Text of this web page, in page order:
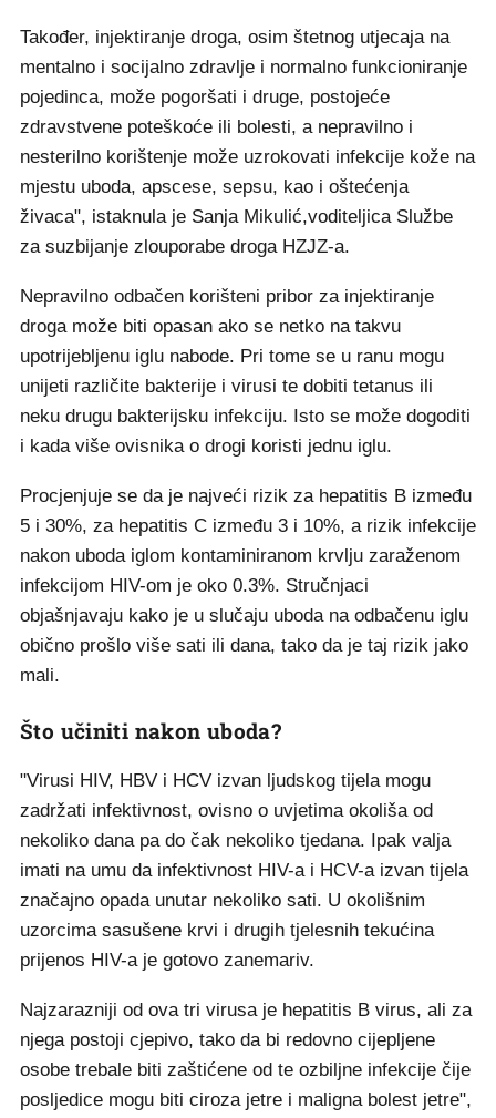
Također, injektiranje droga, osim štetnog utjecaja na
mentalno i socijalno zdravlje i normalno funkcioniranje
pojedinca, može pogoršati i druge, postojeće
zdravstvene poteškoće ili bolesti, a nepravilno i
nesterilno korištenje može uzrokovati infekcije kože na
mjestu uboda, apscese, sepsu, kao i oštećenja
živaca", istaknula je Sanja Mikulić,voditeljica Službe
za suzbijanje zlouporabe droga HZJZ-a.
Nepravilno odbačen korišteni pribor za injektiranje
droga može biti opasan ako se netko na takvu
upotrijebljenu iglu nabode. Pri tome se u ranu mogu
unijeti različite bakterije i virusi te dobiti tetanus ili
neku drugu bakterijsku infekciju. Isto se može dogoditi
i kada više ovisnika o drogi koristi jednu iglu.
Procjenjuje se da je najveći rizik za hepatitis B između
5 i 30%, za hepatitis C između 3 i 10%, a rizik infekcije
nakon uboda iglom kontaminiranom krvlju zaraženom
infekcijom HIV-om je oko 0.3%. Stručnjaci
objašnjavaju kako je u slučaju uboda na odbačenu iglu
obično prošlo više sati ili dana, tako da je taj rizik jako
mali.
Što učiniti nakon uboda?
"Virusi HIV, HBV i HCV izvan ljudskog tijela mogu
zadržati infektivnost, ovisno o uvjetima okoliša od
nekoliko dana pa do čak nekoliko tjedana. Ipak valja
imati na umu da infektivnost HIV-a i HCV-a izvan tijela
značajno opada unutar nekoliko sati. U okolišnim
uzorcima sasušene krvi i drugih tjelesnih tekućina
prijenos HIV-a je gotovo zanemariv.
Najzarazniji od ova tri virusa je hepatitis B virus, ali za
njega postoji cjepivo, tako da bi redovno cijepljene
osobe trebale biti zaštićene od te ozbiljne infekcije čije
posljedice mogu biti ciroza jetre i maligna bolest jetre",